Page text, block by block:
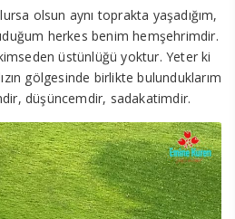
olsun aynı toprakta yaşadığım,
herkes benim hemşehrimdir.
üstünlüğü yoktur. Yeter ki
gölgesinde birlikte bulunduklarım
düşüncemdir, sadakatimdir.